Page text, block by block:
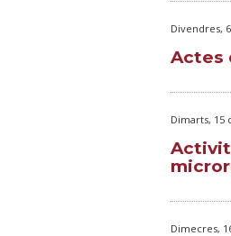
Divendres,
Actes
Dimarts, 15
Dimecres,